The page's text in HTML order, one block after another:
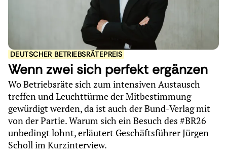
DEUTSCHER BETRIEBSRÄTEPREIS
Wenn zwei sich perfekt ergänzen
Wo Betriebsräte sich zum intensiven Austausch
treffen und Leuchttürme der Mitbestimmung
gewürdigt werden, da ist auch der Bund-Verlag mit
von der Partie. Warum sich ein Besuch des #BR26
unbedingt lohnt, erläutert Geschäftsführer Jürgen
Scholl im Kurzinterview.